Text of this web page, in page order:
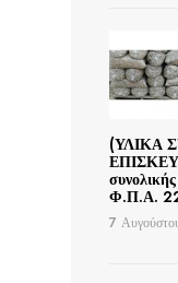
(ΥΛΙΚΑ
Φ.Π.Α.
7